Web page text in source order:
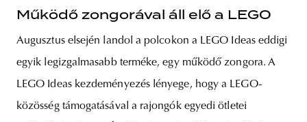
Működő zongorával áll elő a LEGO
Augusztus elsején landol a polcokon a LEGO Ideas eddigi
egyik legizgalmasabb terméke, egy működő zongora. A
LEGO Ideas kezdeményezés lényege, hogy a LEGO-
közösség támogatásával a rajongók egyedi ötletei